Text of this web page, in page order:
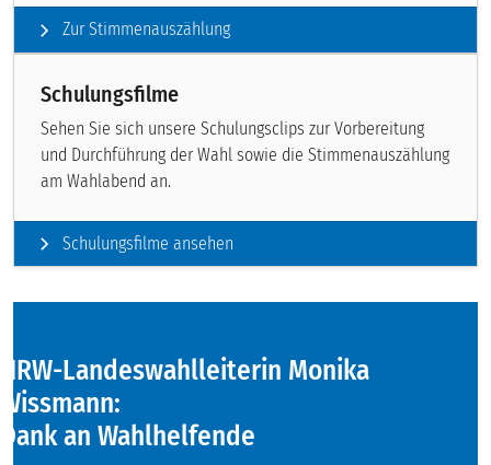
Zur Stimmenauszählung
Schulungsfilme
Sehen Sie sich unsere Schulungsclips zur Vorbereitung
und Durchführung der Wahl sowie die Stimmenauszählung
am Wahlabend an.
Schulungsfilme ansehen
NRW-Landeswahlleiterin Monika
Wissmann:
Dank an Wahlhelfende